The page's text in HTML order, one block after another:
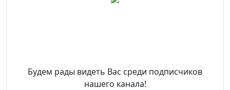
Будем рады видеть Вас среди подписчиков
нашего канала!